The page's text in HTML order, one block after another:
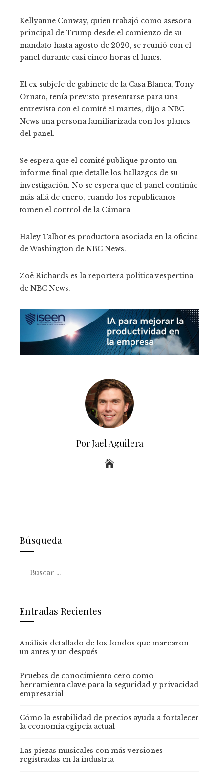
Kellyanne Conway, quien trabajó como asesora
principal de Trump desde el comienzo de su
mandato hasta agosto de 2020, se reunió con el
panel durante casi cinco horas el lunes.
El ex subjefe de gabinete de la Casa Blanca, Tony
Ornato, tenía previsto presentarse para una
entrevista con el comité el martes, dijo a NBC
News una persona familiarizada con los planes
del panel.
Se espera que el comité publique pronto un
informe final que detalle los hallazgos de su
investigación. No se espera que el panel continúe
más allá de enero, cuando los republicanos
tomen el control de la Cámara.
Haley Talbot es productora asociada en la oficina
de Washington de NBC News.
Zoë Richards es la reportera política vespertina
de NBC News.
Por Jael Aguilera
Búsqueda
Entradas Recientes
Análisis detallado de los fondos que marcaron
un antes y un después
Pruebas de conocimiento cero como
herramienta clave para la seguridad y privacidad
empresarial
Cómo la estabilidad de precios ayuda a fortalecer
la economía egipcia actual
Las piezas musicales con más versiones
registradas en la industria